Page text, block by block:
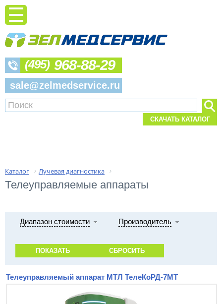
(495) 968-88-29
sale@zelmedservice.ru
СКАЧАТЬ КАТАЛОГ
Каталог › Лучевая диагностика ›
Телеуправляемые аппараты
Диапазон стоимости Производитель
Телеуправляемый аппарат МТЛ ТелеКоРД-7МТ